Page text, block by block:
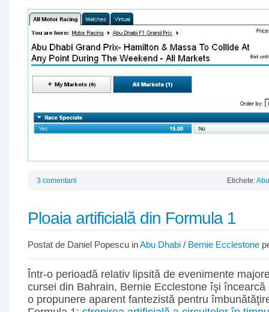
3 comentarii Etichete:
Ploaia artificială din Formula 1
Postat de Daniel Popescu inAbu Dhabi / Bernie Ecclestone
Într-o perioadă relativ lipsită de evenimente
cursei din Bahrain, Bernie Ecclestone îşi
o propunere aparent fantezistă pentru